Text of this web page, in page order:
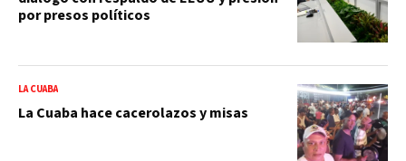
por presos políticos
LA CUABA
La Cuaba hace cacerolazos y misas